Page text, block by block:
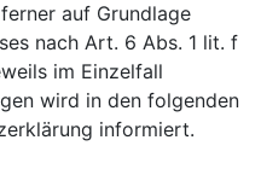
auf Grundlage
nach Art. 6 Abs. 1 lit. f
im Einzelfall
wird in den folgenden
informiert.